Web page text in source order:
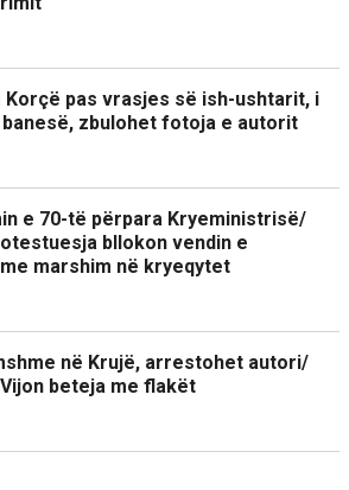
Korçë pas vrasjes së ish-ushtarit, i
zbulohet fotoja e autorit
e 70-të përpara Kryeministrisë/
bllokon vendin e
marshim në kryeqytet
në Krujë, arrestohet autori/
beteja me flakët